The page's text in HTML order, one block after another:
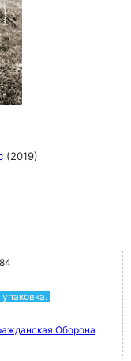
(2019)
Оборона